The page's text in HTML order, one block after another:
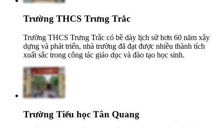
Trường THCS Trưng Trắc
Trường THCS Trưng Trắc có bề dày lịch sử hơn 60 năm xây
dựng và phát triển, nhà trường đã đạt được nhiều thành tích
xuất sắc trong công tác giáo dục và đào tạo học sinh.
Trường Tiểu học Tân Quang